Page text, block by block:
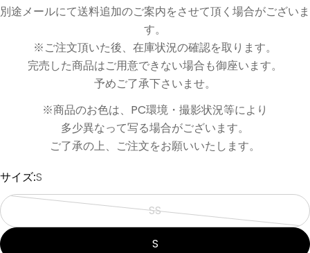
別途メールにて送料追加のご案内をさせて頂く場合がございま
す。
※ご注文頂いた後、在庫状況の確認を取ります。
完売した商品はご用意できない場合も御座います。
予めご了承下さいませ。
※商品のお色は、PC環境・撮影状況等により
多少異なって写る場合がございます。
ご了承の上、ご注文をお願いいたします。
サイズ:S
SS
バ
リ
S